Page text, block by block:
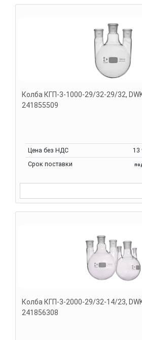
Колба КГП-3-1000-29/32-29/32,
241855509
Цена без НДС
13
Срок поставки
Колба КГП-3-2000-29/32-14/23,
241856308